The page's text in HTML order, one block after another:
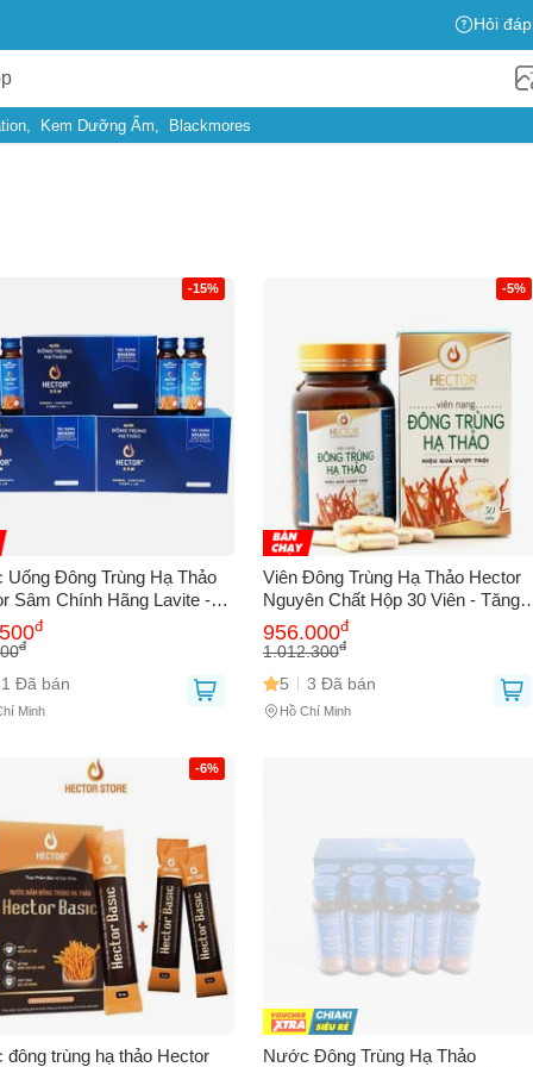
Hỏi đáp
Kem Dưỡng Ẩm Blackmores
-15%
Uống Đông Trùng Hạ Thảo
Sâm Chính Hãng Lavite -
Sức Khỏe, Giấc Ngủ
Khỏe Mạnh Hơn
đ
đ
1 Đã bán
Minh
-5%
Viên Đông Trùng Hạ Thảo Hector
Nguyên Chất Hộp 30 Viên - Tăng
Cường Sinh Lực, Hỗ Trợ Tim Mạch
và Đường Hô Hấp
956.000đ
1.012.300đ
5 3 Đã bán
Hồ Chí Minh
-6%
đông trùng hạ thảo Hector
Nước Đông Trùng Hạ Thảo
về Sản phẩm hayMua hàng ?
Hoặc gọi cho chúng tôi qua số 0911.888.300